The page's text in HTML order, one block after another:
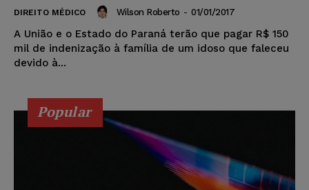
DIREITO MÉDICO Wilson Roberto - 01/01/2017
A União e o Estado do Paraná terão que pagar R$ 150
mil de indenização à família de um idoso que faleceu
devido à...
Popular